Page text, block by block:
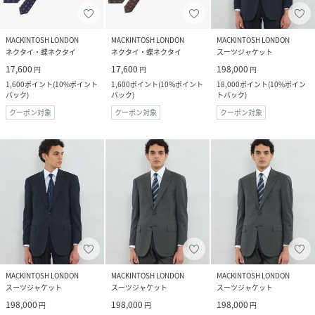
MACKINTOSH LONDON
ネクタイ・蝶ネクタイ
17,600 円
1,600ポイント(10%ポイント
バック)
クーポン対象
MACKINTOSH LONDON
ネクタイ・蝶ネクタイ
17,600 円
1,600ポイント(10%ポイント
バック)
クーポン対象
MACKINTOSH LONDON
スーツジャケット
198,000 円
18,000ポイント(10%ポイン
トバック)
クーポン対象
MACKINTOSH LONDON
スーツジャケット
198,000 円
MACKINTOSH LONDON
スーツジャケット
198,000 円
MACKINTOSH LONDON
スーツジャケット
198,000 円